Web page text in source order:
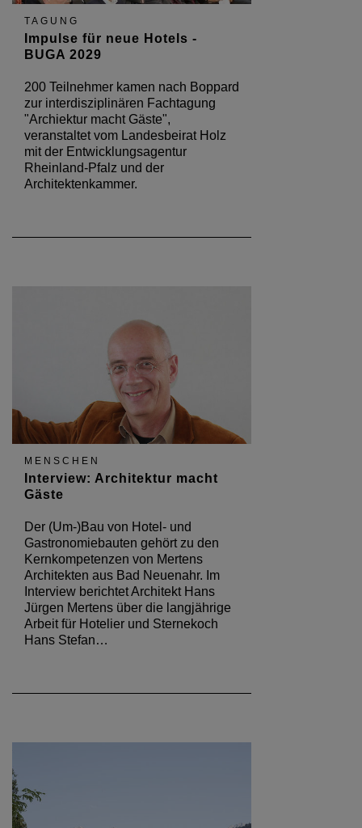
TAGUNG
Impulse für neue Hotels -
BUGA 2029
200 Teilnehmer kamen nach Boppard
zur interdisziplinären Fachtagung
"Archiektur macht Gäste",
veranstaltet vom Landesbeirat Holz
mit der Entwicklungsagentur
Rheinland-Pfalz und der
Architektenkammer.
MENSCHEN
Interview: Architektur macht
Gäste
Der (Um-)Bau von Hotel- und
Gastronomiebauten gehört zu den
Kernkompetenzen von Mertens
Architekten aus Bad Neuenahr. Im
Interview berichtet Architekt Hans
Jürgen Mertens über die langjährige
Arbeit für Hotelier und Sternekoch
Hans Stefan…